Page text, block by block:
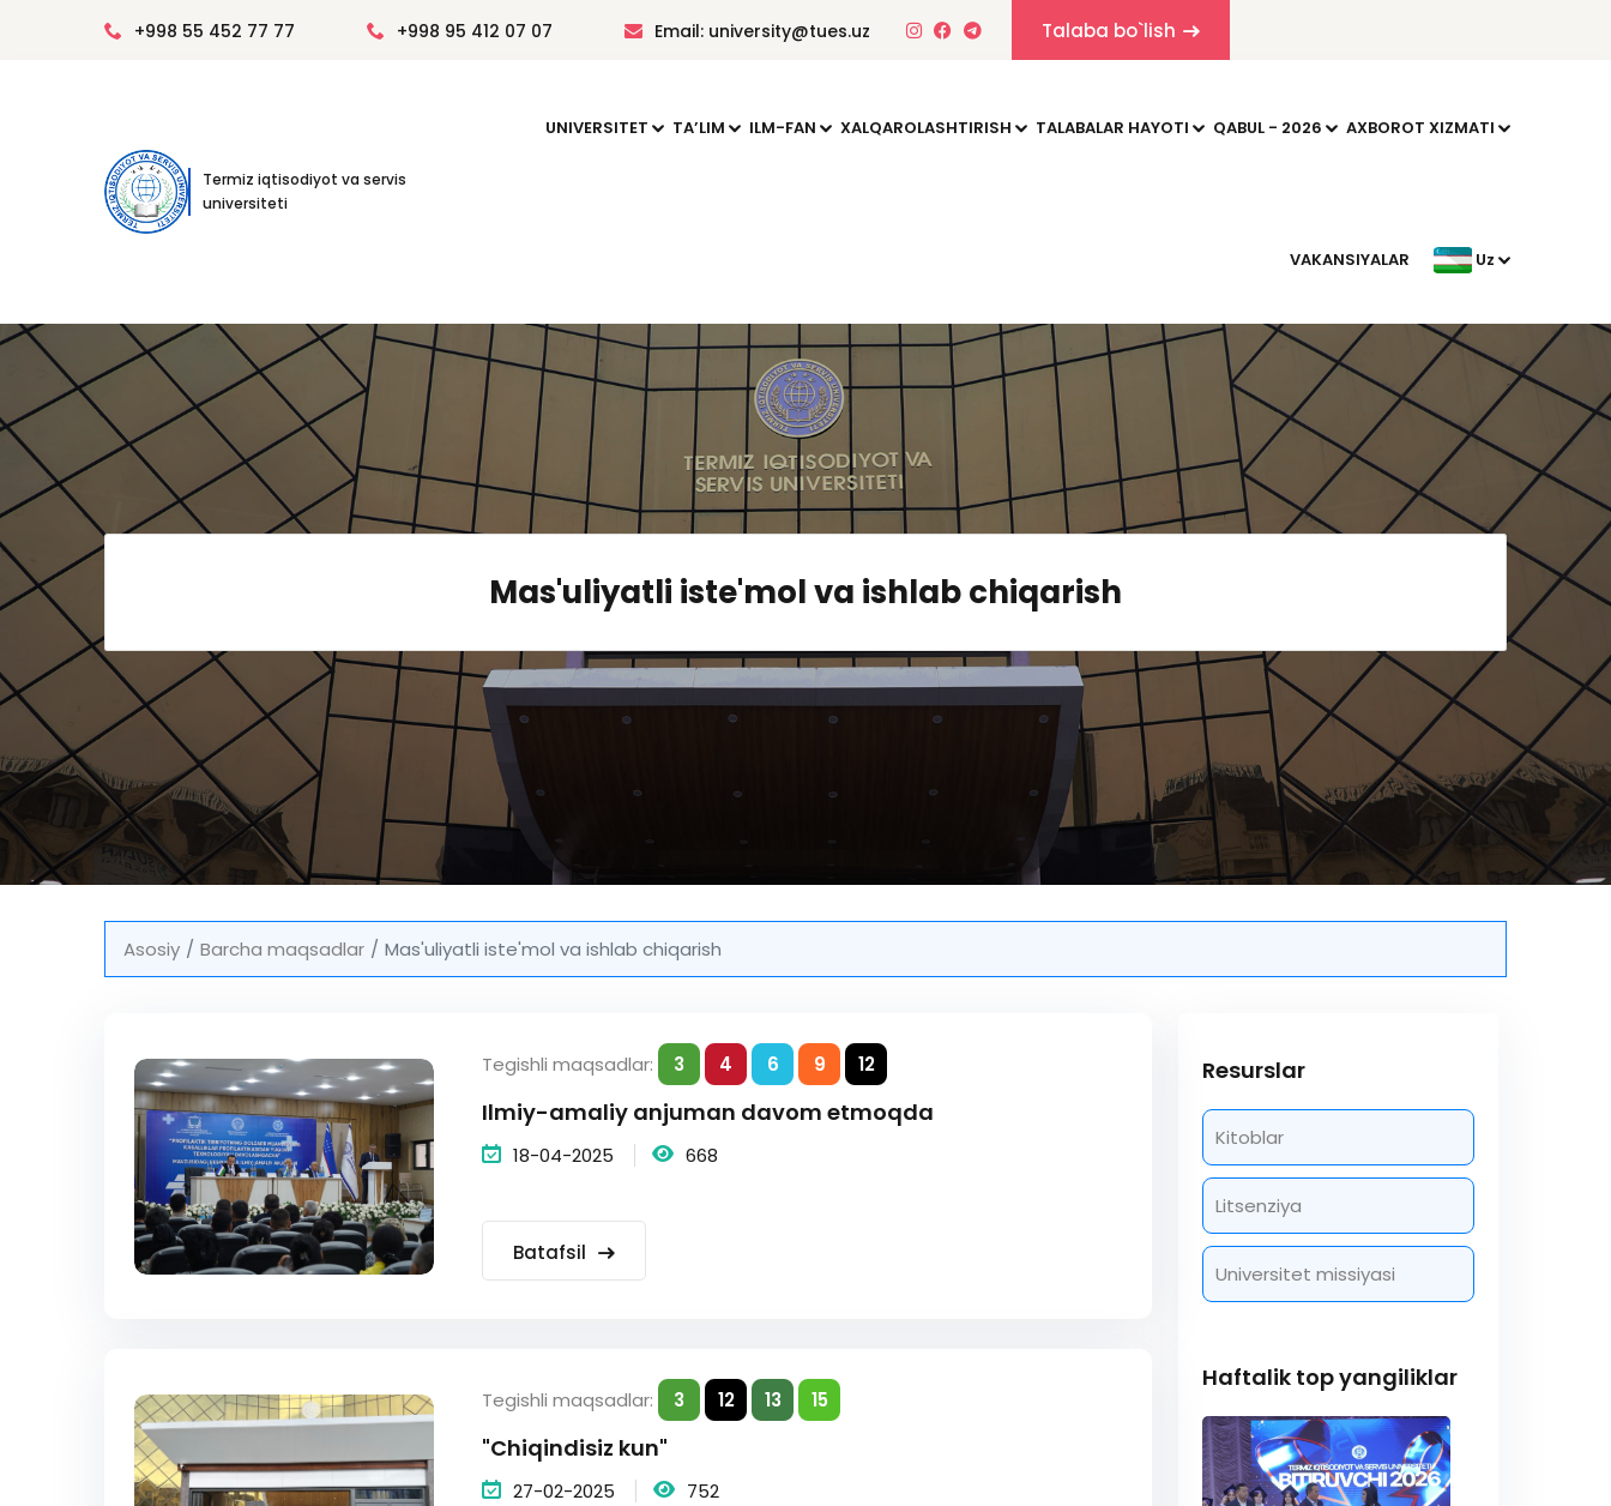
+998 55 452 77 77 +998 95 412 07 07 Email: university@tues.uz Talaba bo`lish
Termiz iqtisodiyot va servis
universiteti
UNIVERSITET TAʼLIM ILM-FAN XALQAROLASHTIRISH TALABALAR HAYOTI QABUL - 2026 AXBOROT XIZMATI
VAKANSIYALAR Uz
Mas'uliyatli iste'mol va ishlab chiqarish
Asosiy Barcha maqsadlar Mas'uliyatli iste'mol va ishlab chiqarish
Tegishli maqsadlar: 3 4 6 9 12
Ilmiy-amaliy anjuman davom etmoqda
18-04-2025 668
Batafsil
Tegishli maqsadlar: 3 12 13 15
"Chiqindisiz kun"
27-02-2025 752
Resurslar
Kitoblar
Litsenziya
Universitet missiyasi
Haftalik top yangiliklar